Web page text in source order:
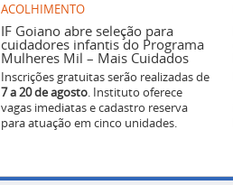
ACOLHIMENTO
IF Goiano abre seleção para
cuidadores infantis do Programa
Mulheres Mil – Mais Cuidados
Inscrições gratuitas serão realizadas de
7 a 20 de agosto. Instituto oferece
vagas imediatas e cadastro reserva
para atuação em cinco unidades.